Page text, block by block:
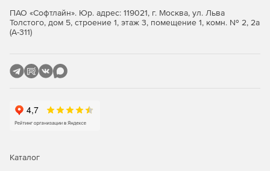
ПАО «Софтлайн». Юр. адрес: 119021, г. Москва, ул. Льва
Толстого, дом 5, строение 1, этаж 3, помещение 1, комн. № 2, 2а
(А-311)
Каталог